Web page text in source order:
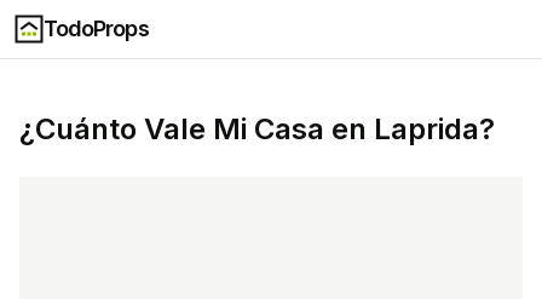
TodoProps
¿Cuánto Vale Mi Casa en Laprida?